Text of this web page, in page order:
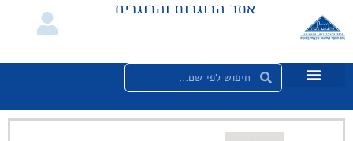
אתר הבוגרות והבוגרים